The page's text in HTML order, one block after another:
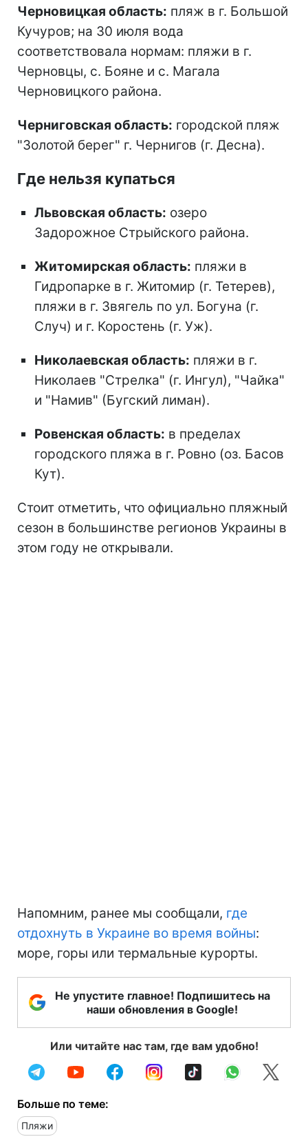
Черновицкая область: пляж в г. Большой
Кучуров; на 30 июля вода
соответствовала нормам: пляжи в г.
Черновцы, с. Бояне и с. Магала
Черновицкого района.
Черниговская область: городской пляж
"Золотой берег" г. Чернигов (г. Десна).
Где нельзя купаться
Львовская область: озеро
Задорожное Стрыйского района.
Житомирская область: пляжи в
Гидропарке в г. Житомир (г. Тетерев),
пляжи в г. Звягель по ул. Богуна (г.
Случ) и г. Коростень (г. Уж).
Николаевская область: пляжи в г.
Николаев "Стрелка" (г. Ингул), "Чайка"
и "Намив" (Бугский лиман).
Ровенская область: в пределах
городского пляжа в г. Ровно (оз. Басов
Кут).
Стоит отметить, что официально пляжный
сезон в большинстве регионов Украины в
этом году не открывали.
Напомним, ранее мы сообщали, где
отдохнуть в Украине во время войны:
море, горы или термальные курорты.
Не упустите главное! Подпишитесь на
наши обновления в Google!
Или читайте нас там, где вам удобно!
Больше по теме:
Пляжи